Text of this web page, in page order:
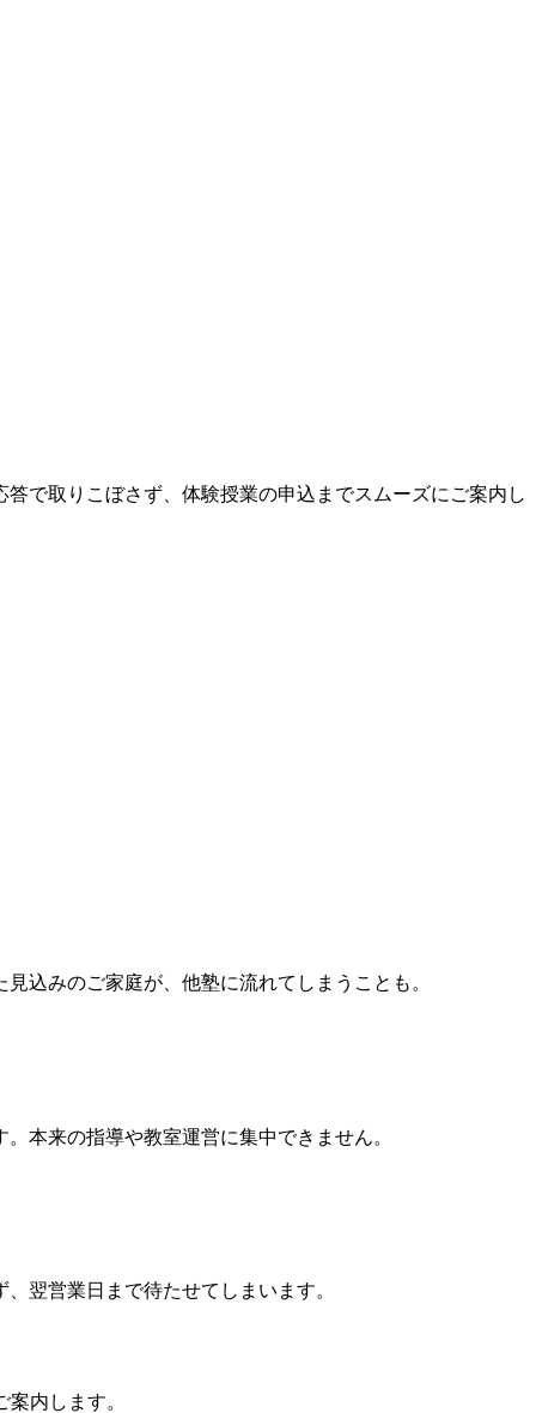
答で取りこぼさず、体験授業の申込までスムーズにご案内し
込みのご家庭が、他塾に流れてしまうことも。
本来の指導や教室運営に集中できません。
翌営業日まで待たせてしまいます。
内します。